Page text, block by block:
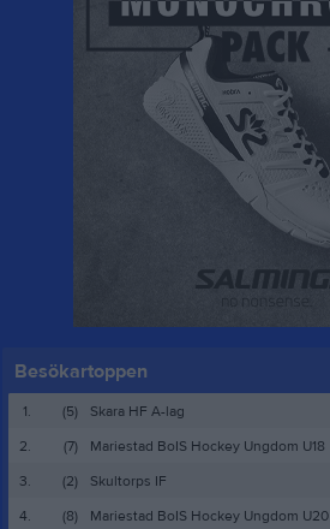
Besökartoppen
1. (5)
Skara HF A-lag
2.
(7)
Mariestad BoIS Hockey Ungdom U18
3.
(2)
Skultorps IF
4.
(8) Mariestad BoIS Hockey Ungdom U20